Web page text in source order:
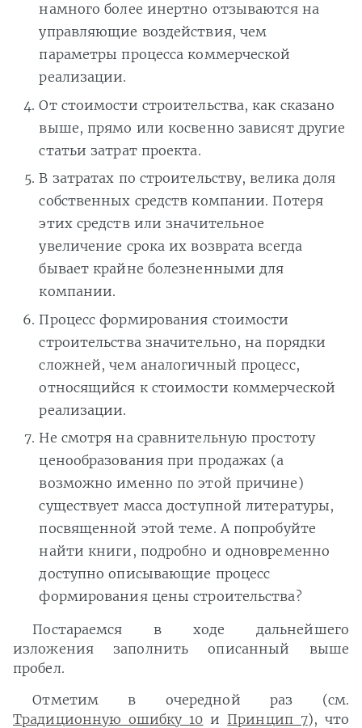
намного более инертно отзываются на
управляющие воздействия, чем
параметры процесса коммерческой
реализации.
От стоимости строительства, как сказано
выше, прямо или косвенно зависят другие
статьи затрат проекта.
В затратах по строительству, велика доля
собственных средств компании. Потеря
этих средств или значительное
увеличение срока их возврата всегда
бывает крайне болезненными для
компании.
Процесс формирования стоимости
строительства значительно, на порядки
сложней, чем аналогичный процесс,
относящийся к стоимости коммерческой
реализации.
Не смотря на сравнительную простоту
ценообразования при продажах (а
возможно именно по этой причине)
существует масса доступной литературы,
посвященной этой теме. А попробуйте
найти книги, подробно и одновременно
доступно описывающие процесс
формирования цены строительства?
Постараемся в ходе дальнейшего
изложения заполнить описанный выше
пробел.
Отметим в очередной раз (см.
Традиционную ошибку 10 и Принцип 7), что